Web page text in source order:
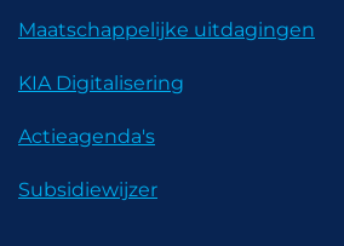
Maatschappelijke uitdagingen
KIA Digitalisering
Actieagenda's
Subsidiewijzer